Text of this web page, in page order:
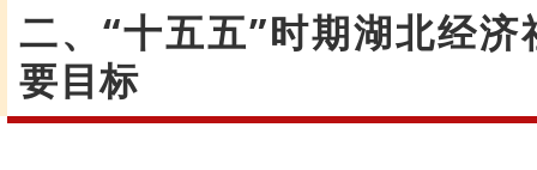
二、“十五五”时期湖北经
要目标